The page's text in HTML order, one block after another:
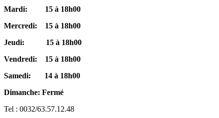
Mardi: 15 à 18h00
Mercredi: 15 à 18h00
Jeudi: 15 à 18h00
Vendredi: 15 à 18h00
Samedi: 14 à 18h00
Dimanche: Fermé
Tel : 0032/63.57.12.48